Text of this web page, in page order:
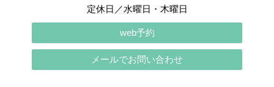
定休日／水曜日・木曜日
web予約
メールでお問い合わせ